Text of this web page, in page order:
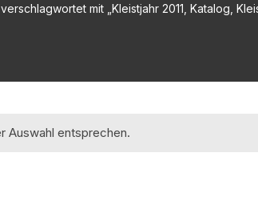
mit „Kleistjahr 2011, Katalog,
Auswahl entsprechen.